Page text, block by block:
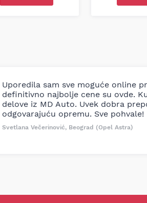
Uporedila sam sve moguće online
definitivno najbolje cene su ovde.
delove iz MD Auto. Uvek dobra
odgovarajuću opremu. Sve pohvale!
Svetlana Večerinović, Beograd (Opel Astra)